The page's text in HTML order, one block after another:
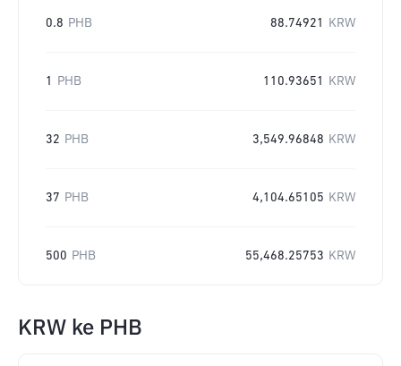
0.8 PHB 88.74921 KRW
1 PHB 110.93651 KRW
32 PHB 3,549.96848 KRW
37 PHB 4,104.65105 KRW
500 PHB 55,468.25753 KRW
KRW ke PHB